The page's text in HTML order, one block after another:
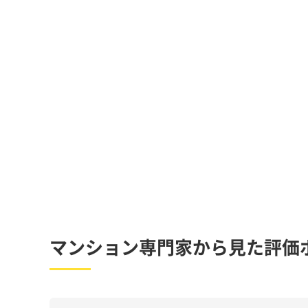
マンション専門家から見た評価